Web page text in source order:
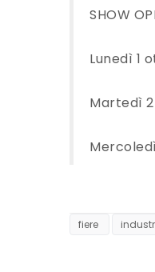
SHOW
Lunedì 1
Martedì
fiere